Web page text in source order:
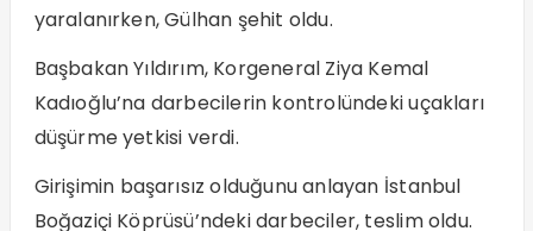
yaralanırken, Gülhan şehit oldu.
Başbakan Yıldırım, Korgeneral Ziya Kemal
Kadıoğlu’na darbecilerin kontrolündeki uçakları
düşürme yetkisi verdi.
Girişimin başarısız olduğunu anlayan İstanbul
Boğaziçi Köprüsü’ndeki darbeciler, teslim oldu.